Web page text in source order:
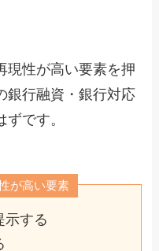
現性が高い要素を押
銀行融資・銀行対応
です。
が高い要素
示する